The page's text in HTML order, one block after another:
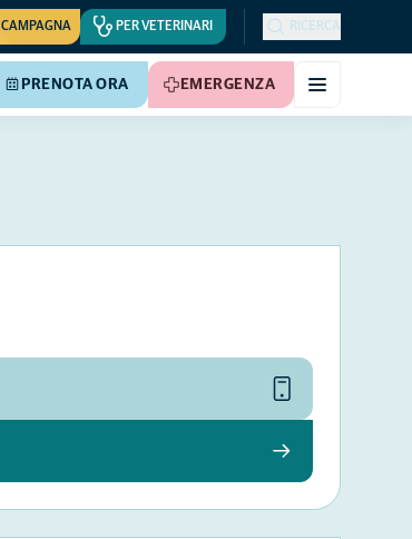
CAMPAGNA PER VETERINARI RICERCA
PRENOTA ORA EMERGENZA